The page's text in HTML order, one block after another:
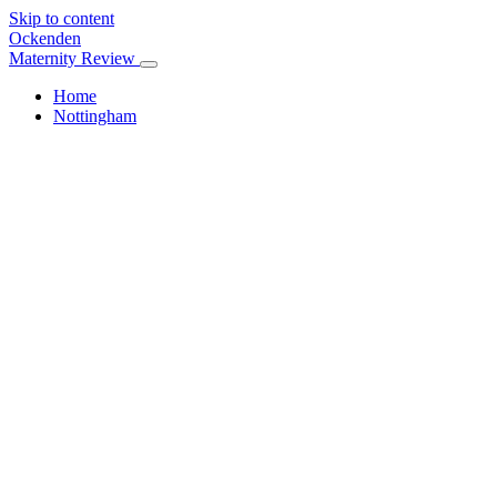
Skip to content
Ockenden
Maternity Review
Home
Nottingham